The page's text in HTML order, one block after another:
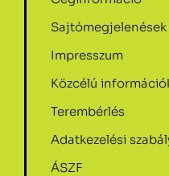
Sajtómegjelenések
Impresszum
Közcélú
Terembérlés
Adatkezelési
ÁSZF